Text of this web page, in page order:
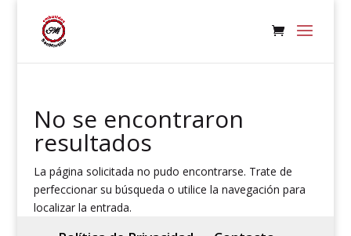
No se encontraron
resultados
La página solicitada no pudo encontrarse. Trate de
perfeccionar su búsqueda o utilice la navegación para
localizar la entrada.